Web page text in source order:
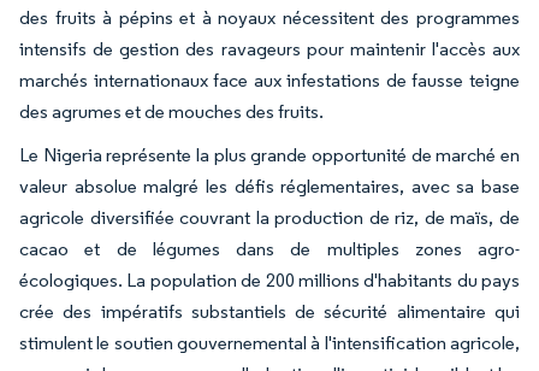
des fruits à pépins et à noyaux nécessitent des programmes
intensifs de gestion des ravageurs pour maintenir l'accès aux
marchés internationaux face aux infestations de fausse teigne
des agrumes et de mouches des fruits.
Le Nigeria représente la plus grande opportunité de marché en
valeur absolue malgré les défis réglementaires, avec sa base
agricole diversifiée couvrant la production de riz, de maïs, de
cacao et de légumes dans de multiples zones agro-
écologiques. La population de 200 millions d'habitants du pays
crée des impératifs substantiels de sécurité alimentaire qui
stimulent le soutien gouvernemental à l'intensification agricole,